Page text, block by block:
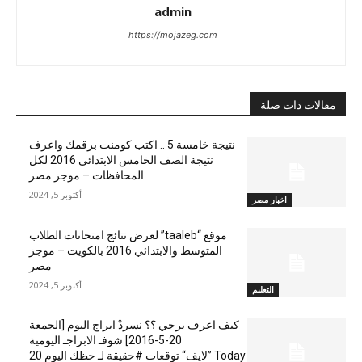
admin
https://mojazeg.com
مقالات ذات صلة
اخبار مصر
نتيجة خامسة 5 .. اكتب كومنت برقمك واعرف
نتيجة الصف الخامس الابتدائي 2016 لكل
المحافظات – موجز مصر
أكتوبر 5, 2024
التعليم
موقع “taaleb” لعرض نتائج امتحانات الطلاب
المتوسط والابتدائي 2016 بالكويت – موجز
مصر
أكتوبر 5, 2024
كيف اعرف برجي ؟؟ نسردْ ابراج اليوم [الجمعة
20-5-2016] شوفـ الابراجـ اليومية
Today ”لايف“ توقعات #حقيقة لـ حظك اليوم 20